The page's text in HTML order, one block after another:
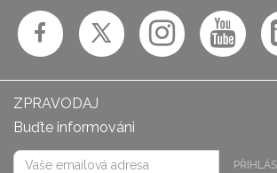
ZPRAVODAJ
Buďte informováni